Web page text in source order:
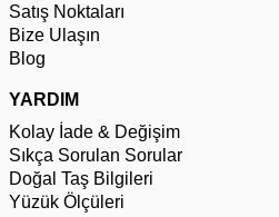
Satış Noktaları
Bize Ulaşın
Blog
YARDIM
Kolay İade & Değişim
Sıkça Sorulan Sorular
Doğal Taş Bilgileri
Yüzük Ölçüleri